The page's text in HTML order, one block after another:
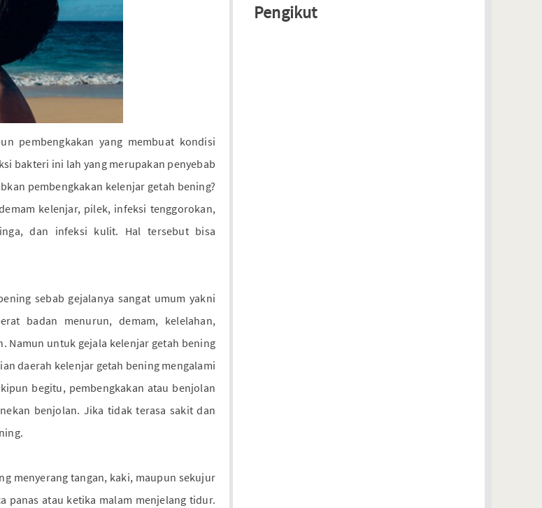
pembengkakan yang membuat kondisi
bakteri ini lah yang merupakan penyebab
pembengkakan kelenjar getah bening?
kelenjar, pilek, infeksi tenggorokan,
dan infeksi kulit. Hal tersebut bisa
sebab gejalanya sangat umum yakni
badan menurun, demam, kelelahan,
Namun untuk gejala kelenjar getah bening
daerah kelenjar getah bening mengalami
begitu, pembengkakan atau benjolan
benjolan. Jika tidak terasa sakit dan
menyerang tangan, kaki, maupun sekujur
panas atau ketika malam menjelang tidur.
Pengikut